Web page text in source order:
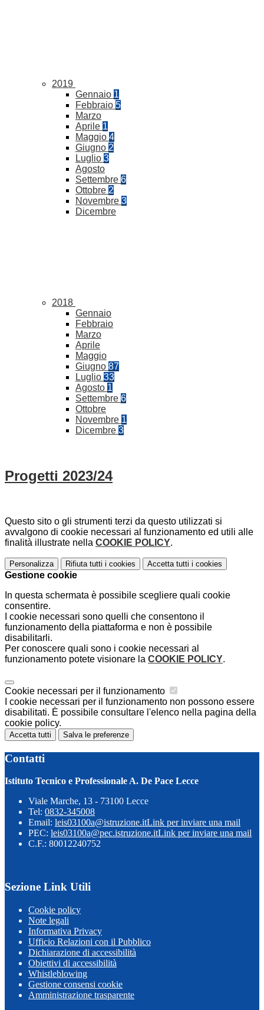
2019
Gennaio 1
Febbraio 5
Marzo
Aprile 1
Maggio 4
Giugno 2
Luglio 3
Agosto
Settembre 6
Ottobre 2
Novembre 3
Dicembre
2018
Gennaio
Febbraio
Marzo
Aprile
Maggio
Giugno 87
Luglio 33
Agosto 1
Settembre 6
Ottobre
Novembre 1
Dicembre 3
Progetti 2023/24
Questo sito o gli strumenti terzi da questo utilizzati si
avvalgono di cookie necessari al funzionamento ed utili alle
finalità illustrate nella COOKIE POLICY.
Personalizza Rifiuta tutti i cookies Accetta tutti i cookies
Gestione cookie
In questa schermata è possibile scegliere quali cookie
consentire.
I cookie necessari sono quelli che consentono il
funzionamento della piattaforma e non è possibile
disabilitarli.
Per conoscere quali sono i cookie necessari al
funzionamento potete visionare la COOKIE POLICY.
Cookie necessari per il funzionamento
I cookie necessari per il funzionamento non possono essere
disabilitati. È possibile consultare l'elenco nella pagina della
cookie policy.
Accetta tutti Salva le preferenze
Contatti
Istituto Tecnico e Professionale A. De Pace Lecce
Viale Marche, 13 - 73100 Lecce
Tel: 0832-345008
Email: leis03100a@istruzione.itLink per inviare una mail
PEC: leis03100a@pec.istruzione.itLink per inviare una mail
C.F.: 80012240752
Sezione Link Utili
Cookie policy
Note legali
Informativa Privacy
Ufficio Relazioni con il Pubblico
Dichiarazione di accessibilità
Obiettivi di accessibilità
Whistleblowing
Gestione consensi cookie
Amministrazione trasparente